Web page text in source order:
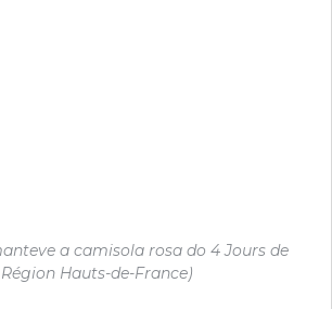
a camisola rosa do 4 Jours de
Hauts-de-France)